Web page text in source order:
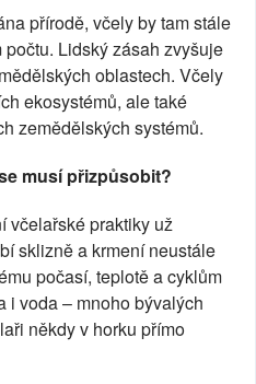
přírodě, včely by tam stále
Lidský zásah zvyšuje
oblastech. Včely
ekosystémů, ale také
zemědělských systémů.
musí přizpůsobit?
včelařské praktiky už
sklizně a krmení neustále
počasí, teplotě a cyklům
i voda – mnoho bývalých
někdy v horku přímo